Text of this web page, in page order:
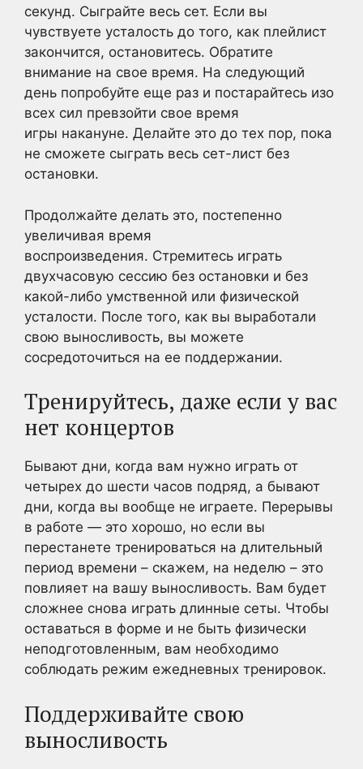
секунд. Сыграйте весь сет. Если вы
чувствуете усталость до того, как плейлист
закончится, остановитесь. Обратите
внимание на свое время. На следующий
день попробуйте еще раз и постарайтесь изо
всех сил превзойти свое время
игры накануне. Делайте это до тех пор, пока
не сможете сыграть весь сет-лист без
остановки.
Продолжайте делать это, постепенно
увеличивая время
воспроизведения. Стремитесь играть
двухчасовую сессию без остановки и без
какой-либо умственной или физической
усталости. После того, как вы выработали
свою выносливость, вы можете
сосредоточиться на ее поддержании.
Тренируйтесь, даже если у вас
нет концертов
Бывают дни, когда вам нужно играть от
четырех до шести часов подряд, а бывают
дни, когда вы вообще не играете. Перерывы
в работе — это хорошо, но если вы
перестанете тренироваться на длительный
период времени – скажем, на неделю – это
повлияет на вашу выносливость. Вам будет
сложнее снова играть длинные сеты. Чтобы
оставаться в форме и не быть физически
неподготовленным, вам необходимо
соблюдать режим ежедневных тренировок.
Поддерживайте свою
выносливость